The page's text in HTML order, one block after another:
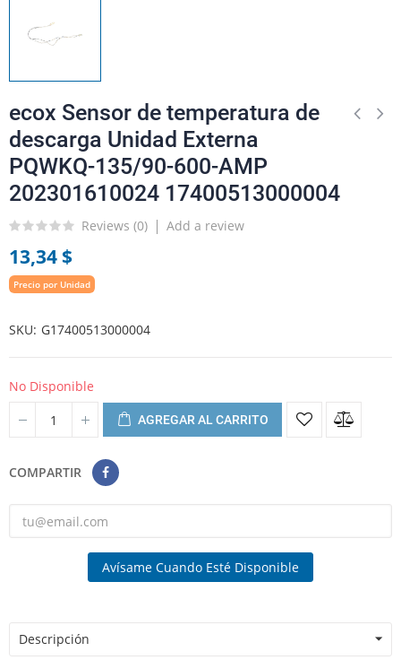
ecox Sensor de temperatura de
descarga Unidad Externa
PQWKQ-135/90-600-AMP
202301610024 17400513000004
Reviews (0) Add a review
13,34 $
Precio por Unidad
SKU G17400513000004
No Disponible
AGREGAR AL CARRITO
COMPARTIR
Avísame Cuando Esté Disponible
Descripción